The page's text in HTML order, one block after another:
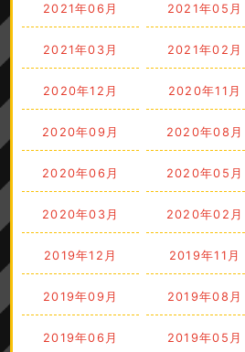
2021年06月 2021年05月
2021年03月 2021年02月
2020年12月 2020年11月
2020年09月 2020年08月
2020年06月 2020年05月
2020年03月 2020年02月
2019年12月 2019年11月
2019年09月 2019年08月
2019年06月 2019年05月